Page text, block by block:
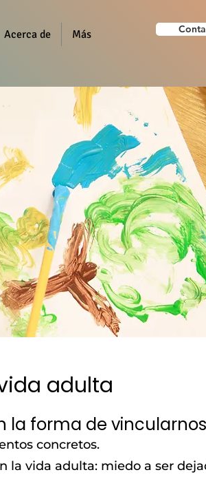
Acerca de Más
adulta
la forma de vincularnos
concretos.
la vida adulta: miedo a ser